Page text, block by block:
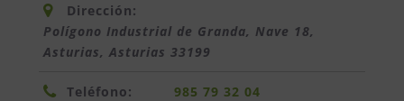
Dirección:
Polígono Industrial de Granda, Nave 18,
Asturias, Asturias 33199
Teléfono: 985 79 32 04